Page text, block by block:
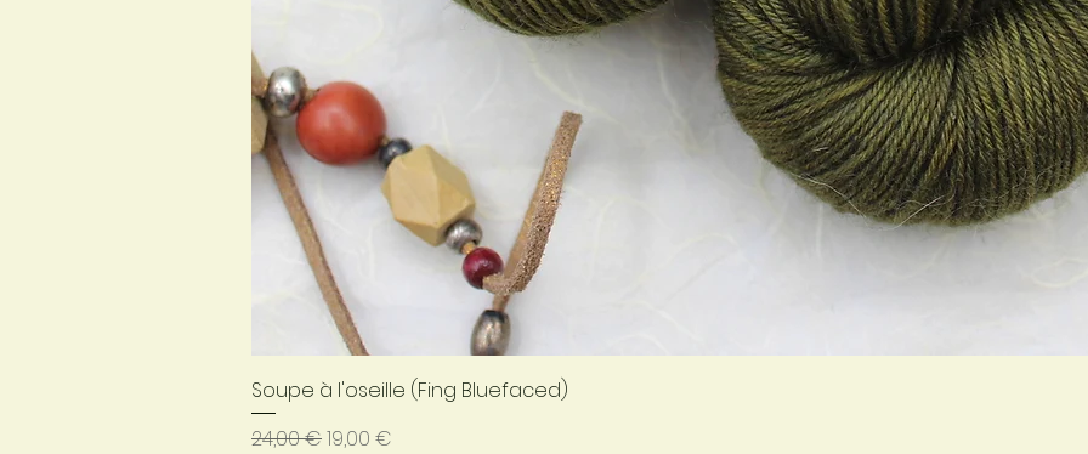
Soupe à l'oseille (Fing Bluefaced)
Prix original
24,00 €Prix promotionnel
19,00 €